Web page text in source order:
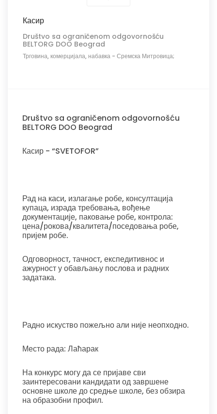
Касир
Društvo sa ograničenom odgovornošću
BELTORG DOO Beograd
Трговина, комерцијала, набавка - Сремска Митровица;
Društvo sa ograničenom odgovornošću
BELTORG DOO Beograd
Касир - “SVETOFOR”
Рад на каси, излагање робе, консултација
купаца, израда требовања, вођење
документације, паковање робе, контрола:
цена/рокова/квалитета/поседовања робе,
пријем робе.
Одговорност, тачност, експедитивнос и
ажурност у обављању послова и радних
задатака.
Радно искуство пожељно али није неопходно.
Место рада: Лаћарак
На конкурс могу да се пријаве сви
заинтересовани кандидати од завршене
основне школе до средње школе, без обзира
на образобни профил.